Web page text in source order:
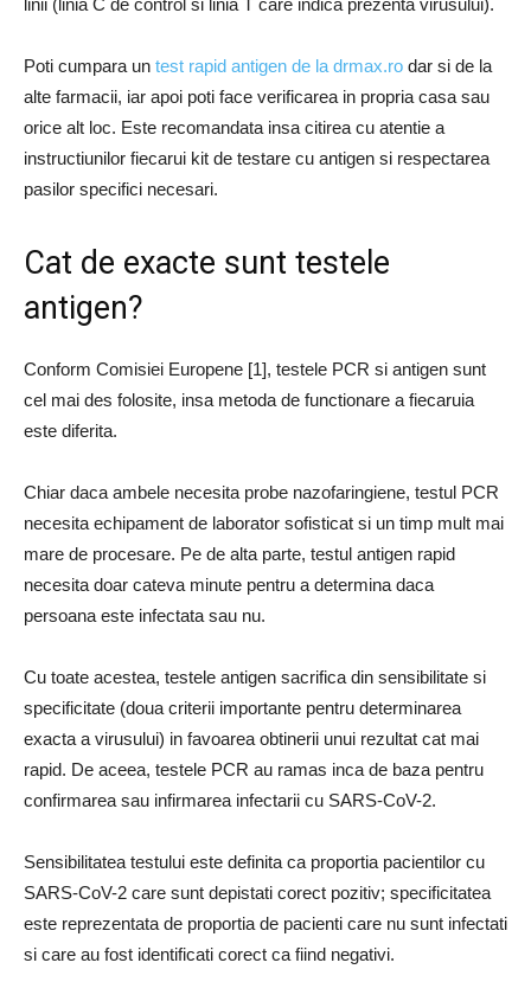
Poti cumpara un test rapid antigen de la drmax.ro dar si de la
alte farmacii, iar apoi poti face verificarea in propria casa sau
orice alt loc. Este recomandata insa citirea cu atentie a
instructiunilor fiecarui kit de testare cu antigen si respectarea
pasilor specifici necesari.
Cat de exacte sunt testele
antigen?
Conform Comisiei Europene [1], testele PCR si antigen sunt
cel mai des folosite, insa metoda de functionare a fiecaruia
este diferita.
Chiar daca ambele necesita probe nazofaringiene, testul PCR
necesita echipament de laborator sofisticat si un timp mult mai
mare de procesare. Pe de alta parte, testul antigen rapid
necesita doar cateva minute pentru a determina daca
persoana este infectata sau nu.
Cu toate acestea, testele antigen sacrifica din sensibilitate si
specificitate (doua criterii importante pentru determinarea
exacta a virusului) in favoarea obtinerii unui rezultat cat mai
rapid. De aceea, testele PCR au ramas inca de baza pentru
confirmarea sau infirmarea infectarii cu SARS-CoV-2.
Sensibilitatea testului este definita ca proportia pacientilor cu
SARS-CoV-2 care sunt depistati corect pozitiv; specificitatea
este reprezentata de proportia de pacienti care nu sunt infectati
si care au fost identificati corect ca fiind negativi.